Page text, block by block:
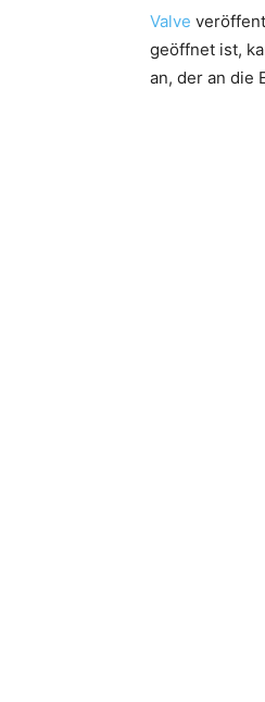
Valve
geöffnet ist,
an, der an die